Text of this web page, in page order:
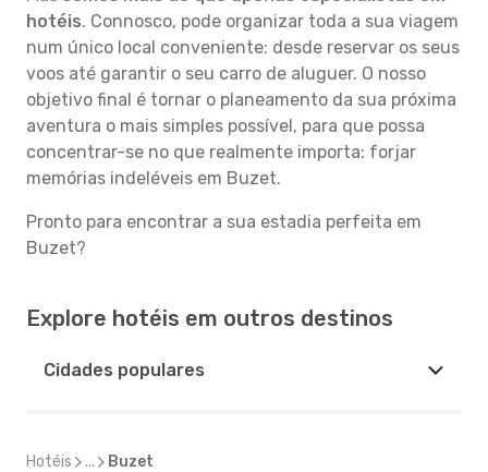
hotéis. Connosco, pode organizar toda a sua viagem
num único local conveniente: desde reservar os seus
voos até garantir o seu carro de aluguer. O nosso
objetivo final é tornar o planeamento da sua próxima
aventura o mais simples possível, para que possa
concentrar-se no que realmente importa: forjar
memórias indeléveis em Buzet.
Pronto para encontrar a sua estadia perfeita em
Buzet?
Explore hotéis em outros destinos
Cidades populares
Hotéis ... Buzet